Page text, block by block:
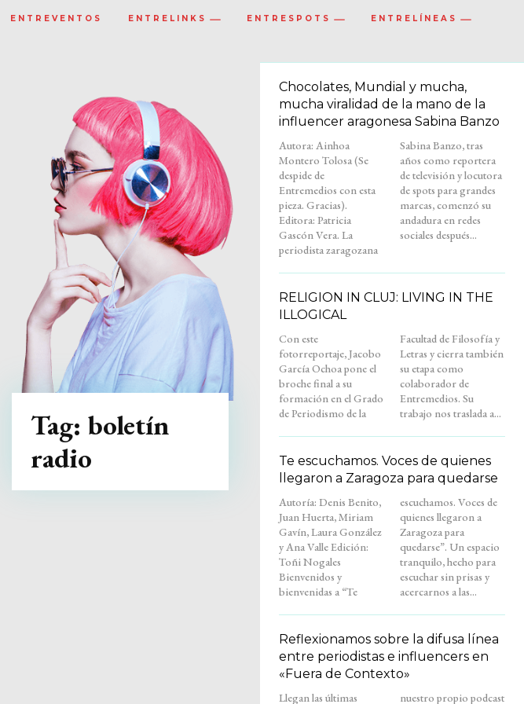
ENTREVENTOS ENTRELINKS ENTRESPOTS ENTRELÍNEAS
Tag: boletín
radio
Chocolates, Mundial y mucha,
mucha viralidad de la mano de la
influencer aragonesa Sabina Banzo
Autora: Ainhoa
Montero Tolosa (Se
despide de
Entremedios con esta
pieza. Gracias).
Editora: Patricia
Gascón Vera. La
periodista zaragozana
Sabina Banzo, tras
años como reportera
de televisión y locutora
de spots para grandes
marcas, comenzó su
andadura en redes
sociales después...
RELIGION IN CLUJ: LIVING IN THE
ILLOGICAL
Con este
fotorreportaje, Jacobo
García Ochoa pone el
broche final a su
formación en el Grado
de Periodismo de la
Facultad de Filosofía y
Letras y cierra también
su etapa como
colaborador de
Entremedios. Su
trabajo nos traslada a...
Te escuchamos. Voces de quienes
llegaron a Zaragoza para quedarse
Autoría: Denis Benito,
Juan Huerta, Miriam
Gavín, Laura González
y Ana Valle Edición:
Toñi Nogales
Bienvenidos y
bienvenidas a “Te
escuchamos. Voces de
quienes llegaron a
Zaragoza para
quedarse”. Un espacio
tranquilo, hecho para
escuchar sin prisas y
acercarnos a las...
Reflexionamos sobre la difusa línea
entre periodistas e influencers en
«Fuera de Contexto»
Llegan las últimas
nuestro propio podcast